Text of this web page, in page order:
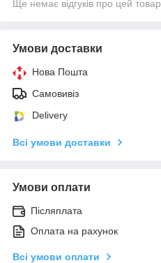
Ще немає відгуків про цей товар
Умови доставки
Нова Пошта
Самовивіз
Delivery
Всі умови доставки
Умови оплати
Післяплата
Оплата на рахунок
Всі умови оплати